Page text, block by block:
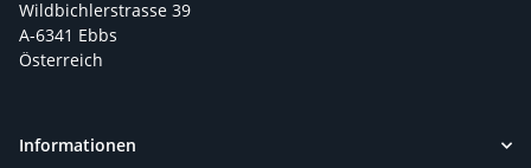
Wildbichlerstrasse 39
A-6341 Ebbs
Österreich
Informationen